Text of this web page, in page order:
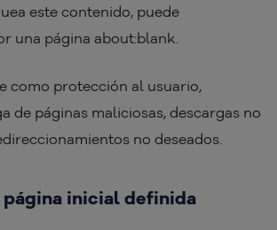
este contenido, puede
una página about:blank.
como protección al usuario,
de páginas maliciosas, descargas no
no deseados.
página inicial definida